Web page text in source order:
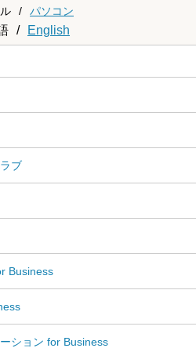
/ パソコン
/ English
ブ
Business
ション for Business